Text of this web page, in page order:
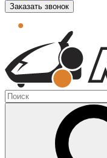
Заказать звонок